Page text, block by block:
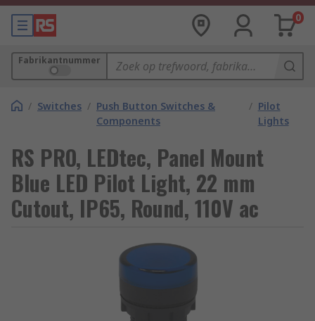
0
Fabrikantnummer
/ Switches / Push Button Switches &
Components
/ Pilot
Lights
RS PRO, LEDtec, Panel Mount
Blue LED Pilot Light, 22 mm
Cutout, IP65, Round, 110V ac